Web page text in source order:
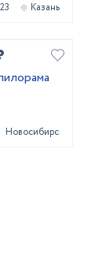
Казань
Новосибирск